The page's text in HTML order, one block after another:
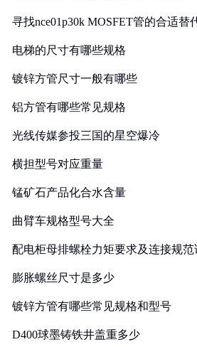
寻找nce01p30k MOSFET管的合适替
电梯的尺寸有哪些规格
镀锌方管尺寸一般有哪些
铝方管有哪些常见规格
光线传媒参投三国的星空爆冷
横担型号对应重量
锰矿石产品化合水含量
曲臂车规格型号大全
配电柜母排螺栓力矩要求及连接规范
膨胀螺丝尺寸是多少
镀锌方管有哪些常见规格和型号
D400球墨铸铁井盖重多少